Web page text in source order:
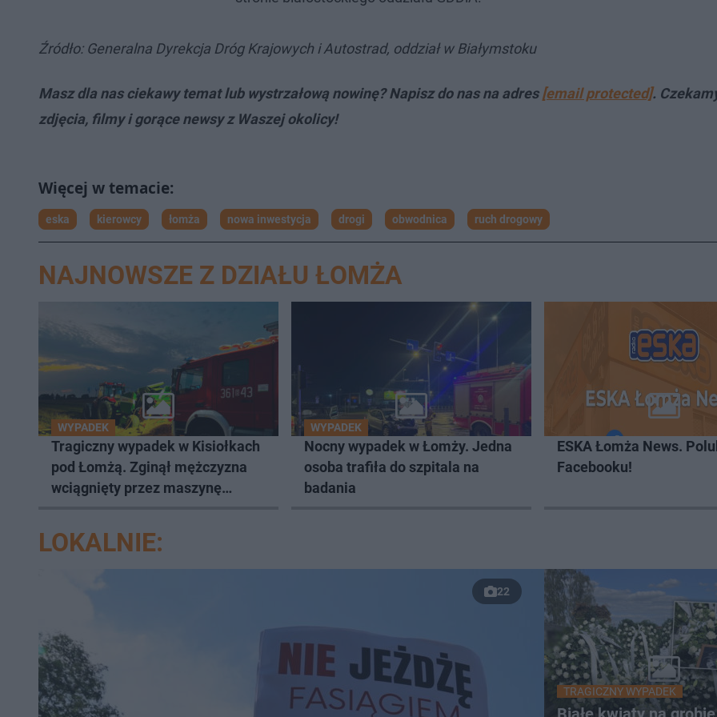
Źródło: Generalna Dyrekcja Dróg Krajowych i Autostrad, oddział w Białymstoku
Masz dla nas ciekawy temat lub wystrzałową nowinę? Napisz do nas na adres[email protected].
zdjęcia, filmy i gorące newsy z Waszej okolicy!
eska kierowcy łomża nowa inwestycja drogi obwodnica ruch drogowy
NAJNOWSZE Z DZIAŁU ŁOMŻA
WYPADEK
Tragiczny wypadek w Kisiołkach
pod Łomżą. Zginął mężczyzna
wciągnięty przez maszynę
WYPADEK
Nocny wypadek w Łomży. Jedna
osoba trafiła do szpitala na
badania
ESKA Łomża News.
Facebooku!
LOKALNIE:
22
TRAGICZNY WYPADEK